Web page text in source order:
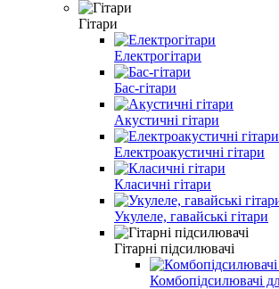
Гітари
Електрогітари
Бас-гітари
Акустичні гітари
Електроакустичні гітари
Класичні гітари
Укулеле, гавайські гітари
Гітарні підсилювачі
Комбопідсилювачі